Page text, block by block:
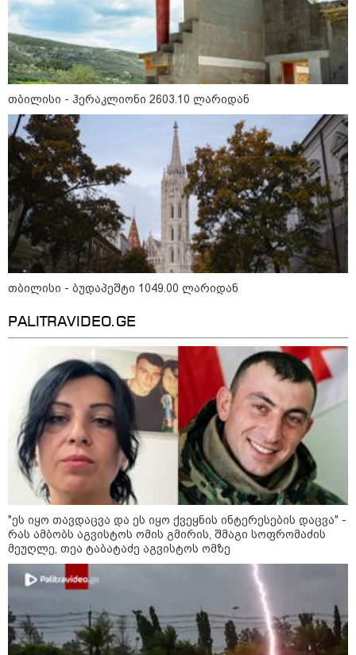
მსოფლიო ჩემპიონატზე™
15:49 / 06-08-2026
შეიძინე ალდაგის სამოგზაურო დაზღვევა და
მიიღე გაორმაგებული ინტერნეტი
საზოგადოება
11:36 / 08-08-2026
წელიწადნახევარში საქართველოში 164
ადამიანი დაიკარგა - 57 პირს ამ დრომდე
ეძებენ
თბილისი - ჰერაკლიონი 2603.10 ლარიდან
თბილისი - ბუდაპეშტი 1049.00 ლარიდან
PALITRAVIDEO.GE
"ეს იყო თავდაცვა და ეს იყო ქვეყნის ინტერესების დაცვა" -
რას ამბობს აგვისტოს ომის გმირის, შმაგი სოფრომაძის
მეუღლე, თეა ტაბატაძე აგვისტოს ომზე